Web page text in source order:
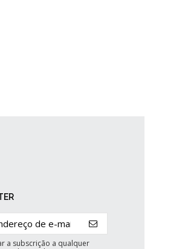
a subscrição a qualquer